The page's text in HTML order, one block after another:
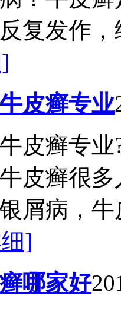
复发作
皮癣专业
皮癣专
皮癣很
屑病，
]
哪家好